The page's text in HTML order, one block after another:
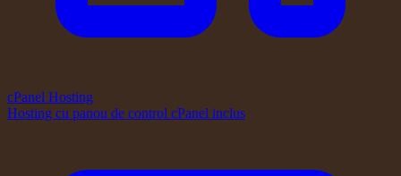
cPanel Hosting
Hosting cu panou de control cPanel inclus